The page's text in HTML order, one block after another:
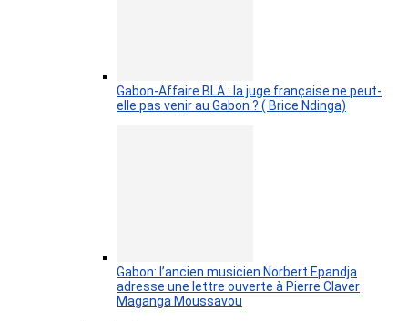
Gabon-Affaire BLA : la juge française ne peut-
elle pas venir au Gabon ? ( Brice Ndinga)
Gabon: l’ancien musicien Norbert Epandja
adresse une lettre ouverte à Pierre Claver
Maganga Moussavou